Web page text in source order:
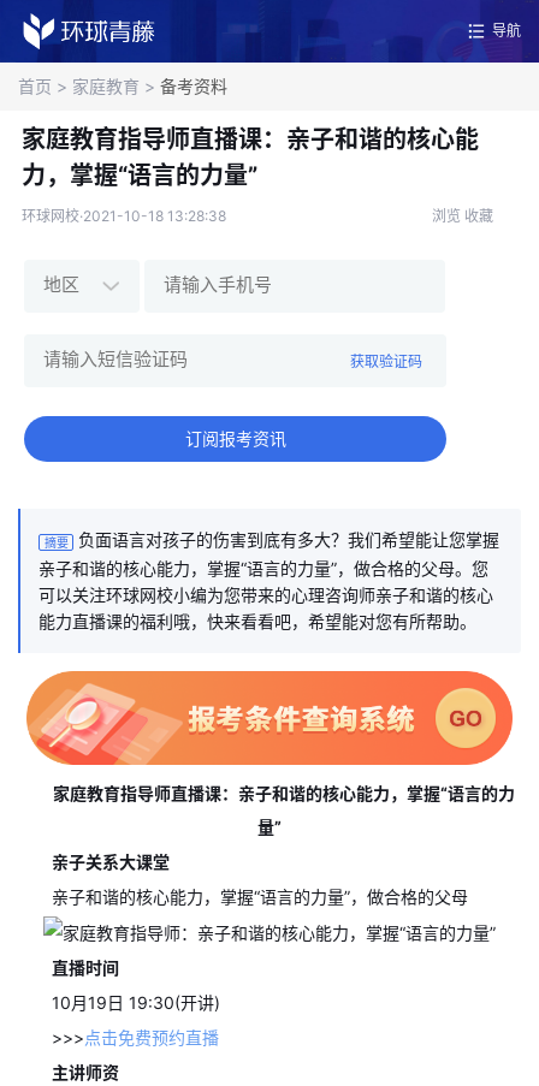
导航
首页 > 家庭教育 > 备考资料
家庭教育指导师直播课：亲子和谐的核心能
力，掌握“语言的力量”
环球网校·2021-10-18 13:28:38 浏览 收藏
获取验证码
订阅报考资讯
摘要
负面语言对孩子的伤害到底有多大？我们希望能让您掌握
亲子和谐的核心能力，掌握“语言的力量”，做合格的父母。您
可以关注环球网校小编为您带来的心理咨询师亲子和谐的核心
能力直播课的福利哦，快来看看吧，希望能对您有所帮助。
家庭教育指导师直播课：亲子和谐的核心能力，掌握“语言的力
量”
亲子关系大课堂
亲子和谐的核心能力，掌握“语言的力量”，做合格的父母
直播时间
10月19日 19:30(开讲)
>>>点击免费预约直播
主讲师资